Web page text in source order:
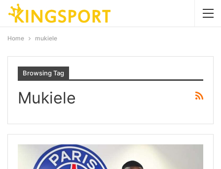
Home mukiele
Browsing Tag
Mukiele